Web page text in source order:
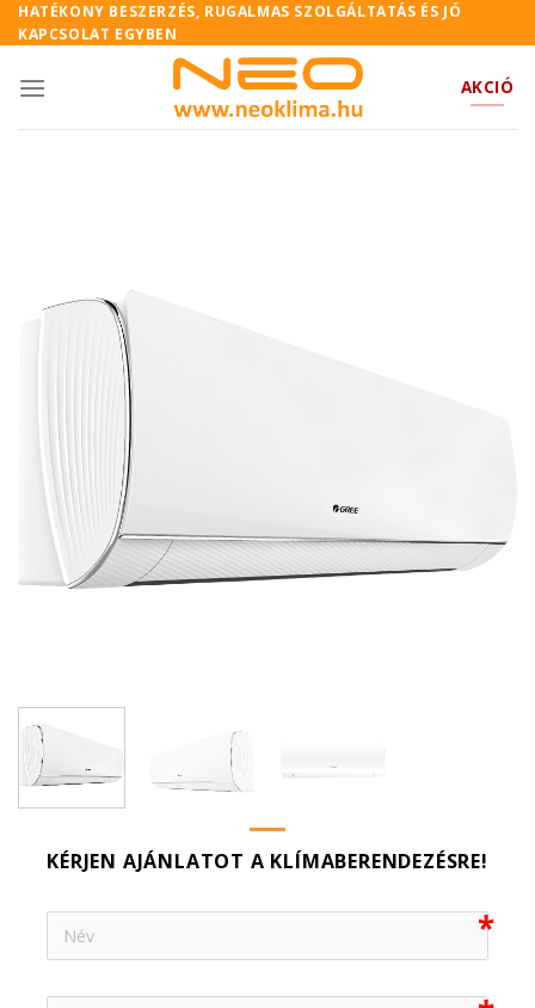
Skip
to
HATÉKONY BESZERZÉS, RUGALMAS SZOLGÁLTATÁS ÉS JÓ
KAPCSOLAT EGYBEN
AKCIÓ
KÉRJEN AJÁNLATOT A KLÍMABERENDEZÉSRE!